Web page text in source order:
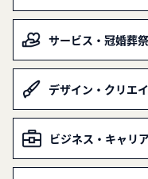
サービス・冠婚葬
デザイン・クリエ
ビジネス・キャリ